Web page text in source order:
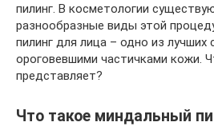
пилинг. В косметологии
разнообразные виды этой
пилинг для лица – одно из
ороговевшими частичками кожи.
представляет?
Что такое миндальный